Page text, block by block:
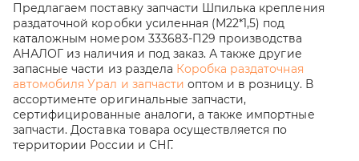
Предлагаем поставку запчасти Шпилька крепления
раздаточной коробки усиленная (М22*1,5) под
каталожным номером 333683-П29 производства
АНАЛОГ из наличия и под заказ. А также другие
запасные части из раздела Коробка раздаточная
автомобиля Урал и запчасти оптом и в розницу. В
ассортименте оригинальные запчасти,
сертифицированные аналоги, а также импортные
запчасти. Доставка товара осуществляется по
территории России и СНГ.